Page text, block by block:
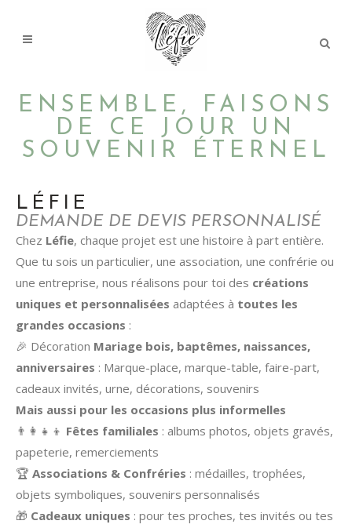
ENSEMBLE, FAISONS
DE CE JOUR UN
SOUVENIR ÉTERNEL​
LÉFIE
DEMANDE DE DEVIS PERSONNALISÉ
Chez Léfie, chaque projet est une histoire à part entière.
Que tu sois un particulier, une association, une confrérie ou
une entreprise, nous réalisons pour toi des créations
uniques et personnalisées adaptées à toutes les
grandes occasions :
🎉 Décoration Mariage bois, baptêmes, naissances,
anniversaires : Marque-place, marque-table, faire-part,
cadeaux invités, urne, décorations, souvenirs
Mais aussi pour les occasions plus informelles
👨‍👩‍👧‍👦 Fêtes familiales : albums photos, objets gravés,
papeterie, remerciements
🏆 Associations & Confréries : médailles, trophées,
objets symboliques, souvenirs personnalisés
🎁 Cadeaux uniques : pour tes proches, tes invités ou tes